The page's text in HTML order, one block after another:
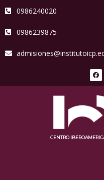
0986240020
0986239875
CENTRO